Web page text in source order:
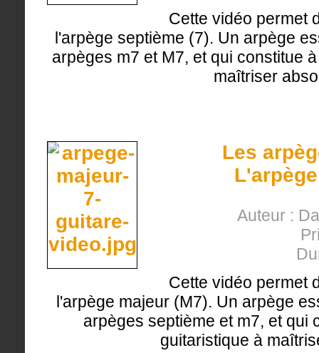
Cette vidéo permet
l'arpège septième (7). Un arpège
arpèges m7 et M7, et qui constitue
maîtriser
Les
Auteur :
Cette vidéo permet
l'arpège majeur (M7). Un arpège
arpèges septième et m7, et qui
guitaristique à